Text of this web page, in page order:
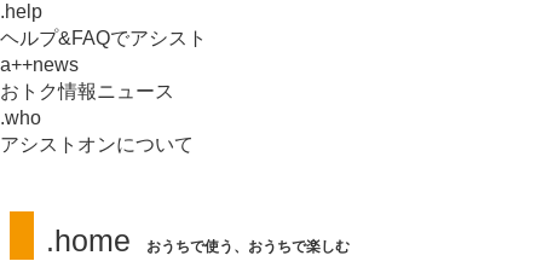
.home おうちで使う、おうちで楽しむ
.help
ヘルプ&FAQでアシスト
a++news
おトク情報ニュース
.who
アシストオンについて